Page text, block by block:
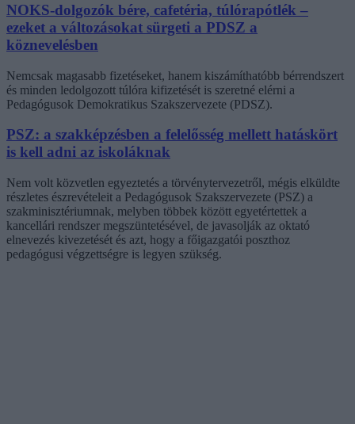
NOKS-dolgozók bére, cafetéria, túlórapótlék –
ezeket a változásokat sürgeti a PDSZ a
köznevelésben
Nemcsak magasabb fizetéseket, hanem kiszámíthatóbb bérrendszert
és minden ledolgozott túlóra kifizetését is szeretné elérni a
Pedagógusok Demokratikus Szakszervezete (PDSZ).
PSZ: a szakképzésben a felelősség mellett hatáskört
is kell adni az iskoláknak
Nem volt közvetlen egyeztetés a törvénytervezetről, mégis elküldte
részletes észrevételeit a Pedagógusok Szakszervezete (PSZ) a
szakminisztériumnak, melyben többek között egyetértettek a
kancellári rendszer megszüntetésével, de javasolják az oktató
elnevezés kivezetését és azt, hogy a főigazgatói poszthoz
pedagógusi végzettségre is legyen szükség.